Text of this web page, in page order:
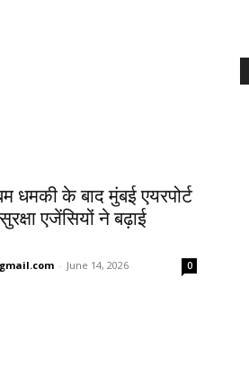
धमकी के बाद मुंबई एयरपोर्ट
एजेंसियों ने बढ़ाई
- June 14, 2026 0